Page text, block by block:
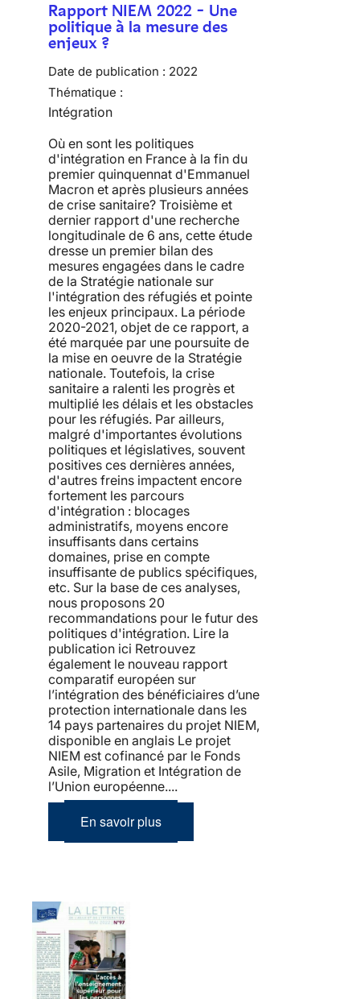
Rapport NIEM 2022 - Une
politique à la mesure des
enjeux ?
Date de publication : 2022
Thématique :
Intégration
Où en sont les politiques
d'intégration en France à la fin du
premier quinquennat d'Emmanuel
Macron et après plusieurs années
de crise sanitaire? Troisième et
dernier rapport d'une recherche
longitudinale de 6 ans, cette étude
dresse un premier bilan des
mesures engagées dans le cadre
de la Stratégie nationale sur
l'intégration des réfugiés et pointe
les enjeux principaux. La période
2020-2021, objet de ce rapport, a
été marquée par une poursuite de
la mise en oeuvre de la Stratégie
nationale. Toutefois, la crise
sanitaire a ralenti les progrès et
multiplié les délais et les obstacles
pour les réfugiés. Par ailleurs,
malgré d'importantes évolutions
politiques et législatives, souvent
positives ces dernières années,
d'autres freins impactent encore
fortement les parcours
d'intégration : blocages
administratifs, moyens encore
insuffisants dans certains
domaines, prise en compte
insuffisante de publics spécifiques,
etc. Sur la base de ces analyses,
nous proposons 20
recommandations pour le futur des
politiques d'intégration. Lire la
publication ici Retrouvez
également le nouveau rapport
comparatif européen sur
l’intégration des bénéficiaires d’une
protection internationale dans les
14 pays partenaires du projet NIEM,
disponible en anglais Le projet
NIEM est cofinancé par le Fonds
Asile, Migration et Intégration de
l’Union européenne....
En savoir plus